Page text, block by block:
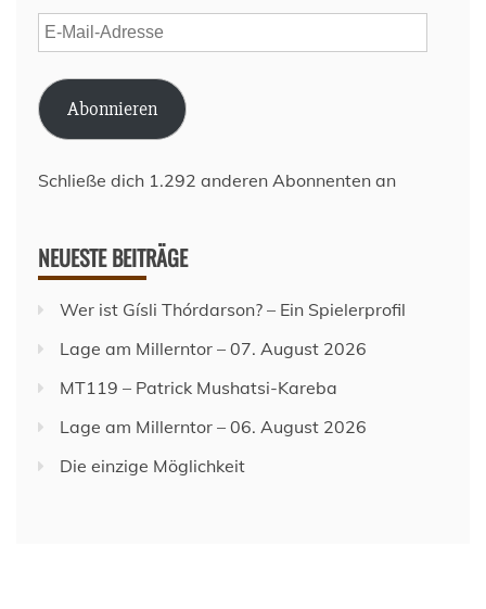
E-
Mail-
Adresse
Abonnieren
Schließe dich 1.292 anderen Abonnenten an
NEUESTE BEITRÄGE
Wer ist Gísli Thórdarson? – Ein Spielerprofil
Lage am Millerntor – 07. August 2026
MT119 – Patrick Mushatsi-Kareba
Lage am Millerntor – 06. August 2026
Die einzige Möglichkeit